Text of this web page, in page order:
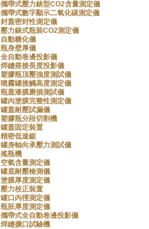
攜帶式壓力錶型CO2含量測定儀
攜帶式數字顯示二氧化碳測定儀
封蓋密封性測定儀
壓力錶式瓶裝CO2測定儀
自動糖化儀
瓶身壁厚儀
全自動卷邊投影儀
焊縫搭接長度投影儀
塑膠瓶頂壓強度測試儀
噴霧罐接觸高度測定儀
瓶蓋漆膜磨損測試儀
罐內塗膜完整性測定儀
罐蓋耐壓試漏儀
塑膠瓶分段切割機
罐蓋固定裝置
精密低速鋸
罐身軸向承壓力測試儀
搖瓶機
空氣含量測定儀
罐底耐壓檢測儀
塗膜厚度測定儀
壓力校正裝置
罐口內徑測定儀
瓶胚厚度測定儀
攜帶式全自動卷邊投影儀
焊縫擴口試驗機